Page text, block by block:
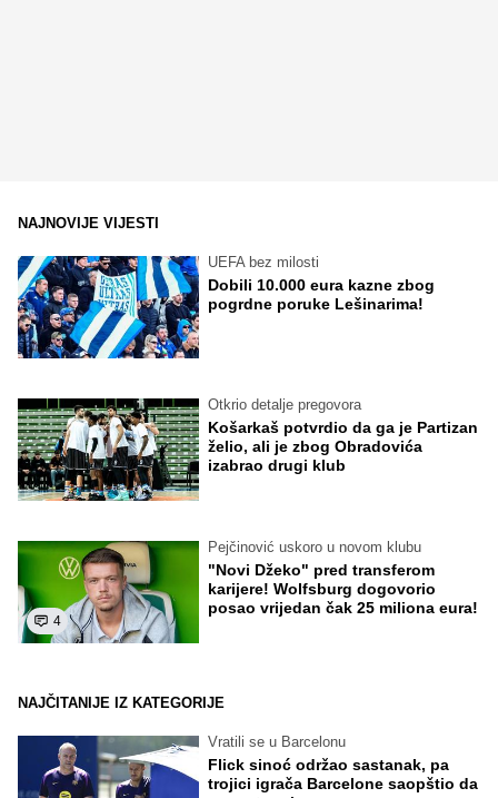
NAJNOVIJE VIJESTI
UEFA bez milosti
Dobili 10.000 eura kazne zbog
pogrdne poruke Lešinarima!
Otkrio detalje pregovora
Košarkaš potvrdio da ga je Partizan
želio, ali je zbog Obradovića
izabrao drugi klub
4
Pejčinović uskoro u novom klubu
"Novi Džeko" pred transferom
karijere! Wolfsburg dogovorio
posao vrijedan čak 25 miliona eura!
NAJČITANIJE IZ KATEGORIJE
Vratili se u Barcelonu
Flick sinoć održao sastanak, pa
trojici igrača Barcelone saopštio da